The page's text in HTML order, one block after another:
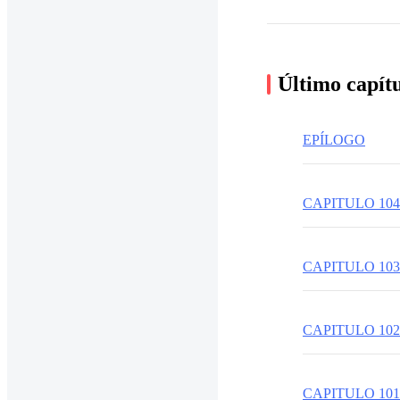
Último
EPÍLOGO
CAPITULO 104
CAPITULO 103
CAPITULO 102
CAPITULO 101